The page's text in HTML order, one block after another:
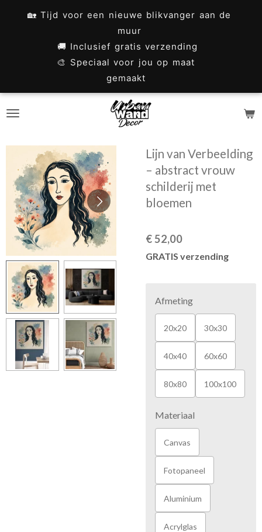
🏡 Tijd voor een nieuwe blikvanger aan de
muur
🚚 Inclusief gratis verzending
🎨 Speciaal voor jou op maat
gemaakt
Lijn van Verbeelding
– abstract vrouw
schilderij met
bloemen
€ 52,00
GRATIS verzending
Afmeting
20x20 30x30
40x40 60x60
80x80 100x100
Materiaal
Canvas
Fotopaneel
Aluminium
Acrylglas